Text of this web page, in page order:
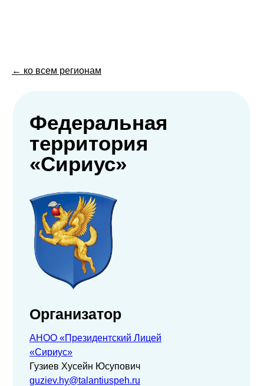
Федеральная
территория
«Сириус»
АНОО «Президентский Лицей
«Сириус»
Гузиев Хусейн Юсупович
guziev.hy@talantiuspeh.ru
Организатор
← ко всем регионам